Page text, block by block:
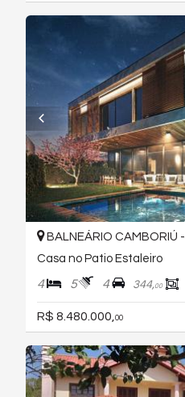
BALNEÁRIO CAMBORIÚ -
Casa no Patio Estaleiro
4 5 4 344,00
R$ 8.480.000,00